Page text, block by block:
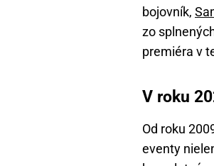
bojovník,
zo
premiéra v
V roku
Od roku
eventy